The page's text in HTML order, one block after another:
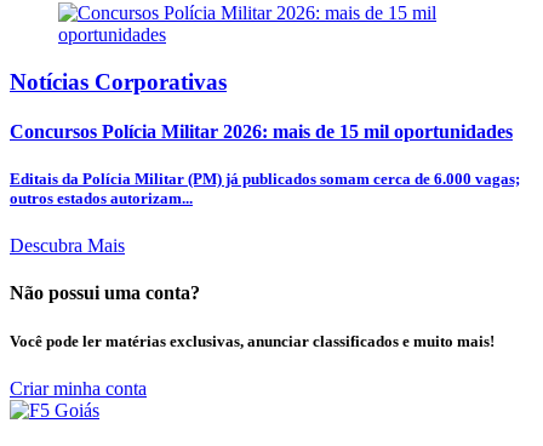
Notícias Corporativas
Concursos Polícia Militar 2026: mais de 15 mil oportunidades
Editais da Polícia Militar (PM) já publicados somam cerca de 6.000 vagas;
outros estados autorizam...
Descubra Mais
Não possui uma conta?
Você pode ler matérias exclusivas, anunciar classificados e muito mais!
Criar minha conta